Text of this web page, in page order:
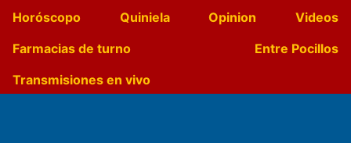
Horóscopo
Quiniela Opinion
Videos
Farmacias de turno
Entre Pocillos
Transmisiones en vivo